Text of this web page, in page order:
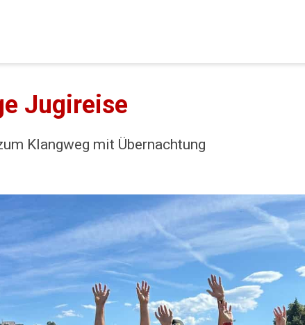
Jugireise
Klangweg mit Übernachtung